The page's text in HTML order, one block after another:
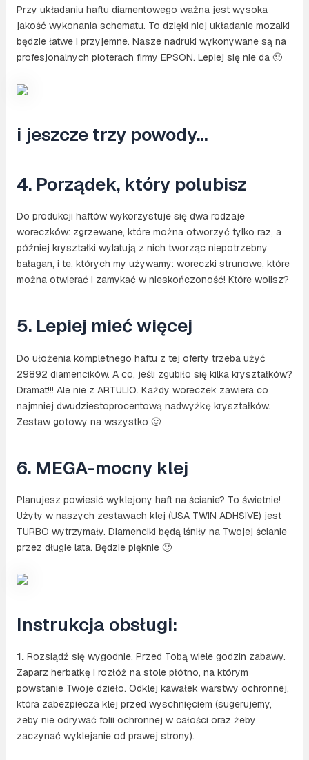
Przy układaniu haftu diamentowego ważna jest wysoka
jakość wykonania schematu. To dzięki niej układanie mozaiki
będzie łatwe i przyjemne. Nasze nadruki wykonywane są na
profesjonalnych ploterach firmy EPSON. Lepiej się nie da 🙂
i jeszcze trzy powody…
4. Porządek, który polubisz
Do produkcji haftów wykorzystuje się dwa rodzaje
woreczków: zgrzewane, które można otworzyć tylko raz, a
później kryształki wylatują z nich tworząc niepotrzebny
bałagan, i te, których my używamy: woreczki strunowe, które
można otwierać i zamykać w nieskończoność! Które wolisz?
5. Lepiej mieć więcej
Do ułożenia kompletnego haftu z tej oferty trzeba użyć
29892 diamencików. A co, jeśli zgubiło się kilka kryształków?
Dramat!!! Ale nie z ARTULIO. Każdy woreczek zawiera co
najmniej dwudziestoprocentową nadwyżkę kryształków.
Zestaw gotowy na wszystko 🙂
6. MEGA-mocny klej
Planujesz powiesić wyklejony haft na ścianie? To świetnie!
Użyty w naszych zestawach klej (USA TWIN ADHSIVE) jest
TURBO wytrzymały. Diamenciki będą lśniły na Twojej ścianie
przez długie lata. Będzie pięknie 🙂
Instrukcja obsługi:
1.Rozsiądź się wygodnie. Przed Tobą wiele godzin zabawy.
Zaparz herbatkę i rozłóż na stole płótno, na którym
powstanie Twoje dzieło. Odklej kawałek warstwy ochronnej,
która zabezpiecza klej przed wyschnięciem (sugerujemy,
żeby nie odrywać folii ochronnej w całości oraz żeby
zaczynać wyklejanie od prawej strony).